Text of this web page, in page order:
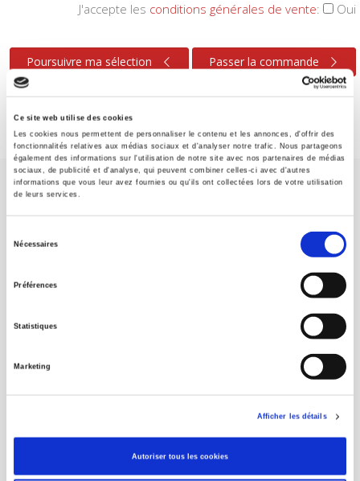
Ce site web utilise des cookies
Les cookies nous permettent de personnaliser le contenu et les annonces, d'offrir des
fonctionnalités relatives aux médias sociaux et d'analyser notre trafic. Nous partageons
également des informations sur l'utilisation de notre site avec nos partenaires de médias
sociaux, de publicité et d'analyse, qui peuvent combiner celles-ci avec d'autres
informations que vous leur avez fournies ou qu'ils ont collectées lors de votre utilisation
de leurs services.
Nécessaires
Préférences
Statistiques
Marketing
Afficher les détails
Autoriser tous les cookies
J'accepte les conditions générales de vente: Oui
Poursuivre ma sélection Passer la commande
Maison d'édition dédiée aux sciences humaines et sociales, les
Presses de Sciences Po participent depuis leur création en 1976
à la transmission des savoirs et des idées
FOREIGN RIGHTS
POUR LES LIBRAIRES